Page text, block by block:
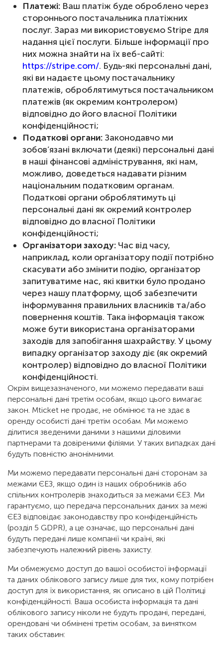
Платежі: Ваш платіж буде оброблено через
стороннього постачальника платіжних
послуг. Зараз ми використовуємо Stripe для
надання цієї послуги. Більше інформації про
них можна знайти на їх веб-сайті:
https://stripe.com/. Будь-які персональні дані,
які ви надаєте цьому постачальнику
платежів, оброблятимуться постачальником
платежів (як окремим контролером)
відповідно до його власної Політики
конфіденційності;
Податкові органи: Законодавчо ми
зобов’язані включати (деякі) персональні дані
в наші фінансові адміністрування, які нам,
можливо, доведеться надавати різним
національним податковим органам.
Податкові органи оброблятимуть ці
персональні дані як окремий контролер
відповідно до власної Політики
конфіденційності;
Організатори заходу: Час від часу,
наприклад, коли організатору події потрібно
скасувати або змінити подію, організатор
запитуватиме нас, які квитки було продано
через нашу платформу, щоб забезпечити
інформування правильних власників та/або
повернення коштів. Така інформація також
може бути використана організаторами
заходів для запобігання шахрайству. У цьому
випадку організатор заходу діє (як окремий
контролер) відповідно до власної Політики
конфіденційності.
Окрім вищезазначеного, ми можемо передавати ваші
персональні дані третім особам, якщо цього вимагає
закон. Mticket не продає, не обмінює та не здає в
оренду особисті дані третім особам. Ми можемо
ділитися зведеними даними з нашими діловими
партнерами та довіреними філіями. У таких випадках дані
будуть повністю анонімними.
Ми можемо передавати персональні дані сторонам за
межами ЄЕЗ, якщо один із наших обробників або
спільних контролерів знаходиться за межами ЄЕЗ. Ми
гарантуємо, що передача персональних даних за межі
ЄЕЗ відповідає законодавству про конфіденційність
(розділ 5 GDPR), а це означає, що персональні дані
будуть передані лише компанії чи країні, які
забезпечують належний рівень захисту.
Ми обмежуємо доступ до вашої особистої інформації
та даних облікового запису лише для тих, кому потрібен
доступ для їх використання, як описано в цій Політиці
конфіденційності. Ваша особиста інформація та дані
облікового запису ніколи не будуть продані, передані,
орендовані чи обмінені третім особам, за винятком
таких обставин: